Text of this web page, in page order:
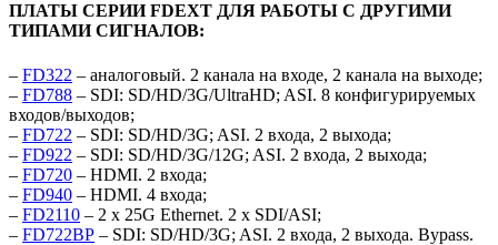
ПЛАТЫ СЕРИИ FDEXT ДЛЯ РАБОТЫ С ДРУГИМИ
ТИПАМИ СИГНАЛОВ:
– FD322 – аналоговый. 2 канала на входе, 2 канала на выходе;
– FD788 – SDI: SD/HD/3G/UltraHD; ASI. 8 конфигурируемых
входов/выходов;
– FD722 – SDI: SD/HD/3G; ASI. 2 входа, 2 выхода;
– FD922 – SDI: SD/HD/3G/12G; ASI. 2 входа, 2 выхода;
– FD720 – HDMI. 2 входа;
– FD940 – HDMI. 4 входа;
– FD2110 – 2 x 25G Ethernet. 2 x SDI/ASI;
– FD722BP – SDI: SD/HD/3G; ASI. 2 входа, 2 выхода. Bypass.